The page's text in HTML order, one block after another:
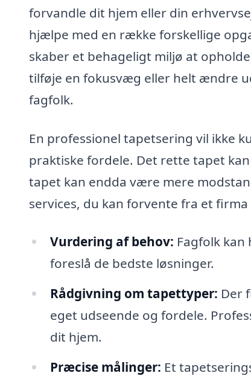
forvandle dit hjem eller din
hjælpe med en række forskellige
skaber et behageligt miljø at
tilføje en fokusvæg eller helt ændre
fagfolk.
En professionel tapetsering vil ikke
praktiske fordele. Det rette tapet
tapet kan endda være mere
services, du kan forvente fra et
Vurdering af behov: Fagfolk
foreslå de bedste løsninger.
Rådgivning om tapettyper: Der
eget udseende og fordele.
dit hjem.
Præcise målinger: Et